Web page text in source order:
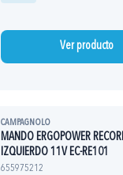
Ver producto
CAMPAGNOLO
MANDO ERGOPOWER
IZQUIERDO 11V EC-RE101
655975212